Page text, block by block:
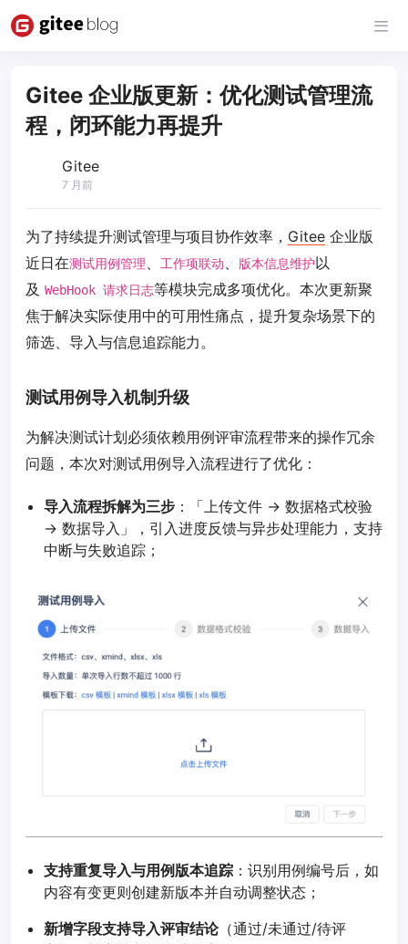
Gitee 企业版更新：优化测试管理流
程，闭环能力再提升
Gitee
7 月前
为了持续提升测试管理与项目协作效率， Gitee 企业版
近日在测试用例管理、 工作项联动、 版本信息维护以
及 WebHook 请求日志等模块完成多项优化。本次更新聚
焦于解决实际使用中的可用性痛点，提升复杂场景下的
筛选、导入与信息追踪能力。
测试用例导入机制升级
为解决测试计划必须依赖用例评审流程带来的操作冗余
问题，本次对测试用例导入流程进行了优化：
导入流程拆解为三步 ：「上传文件 → 数据格式校验
→ 数据导入」，引入进度反馈与异步处理能力，支持
中断与失败追踪；
支持重复导入与用例版本追踪 ：识别用例编号后，如
内容有变更则创建新版本并自动调整状态；
新增字段支持导入评审结论（通过/未通过/待评